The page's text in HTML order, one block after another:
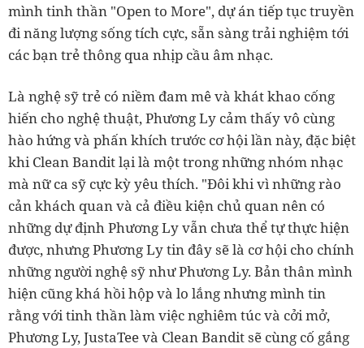
mình tinh thần "Open to More", dự án tiếp tục truyền
đi năng lượng sống tích cực, sẵn sàng trải nghiệm tới
các bạn trẻ thông qua nhịp cầu âm nhạc.
Là nghệ sỹ trẻ có niềm đam mê và khát khao cống
hiến cho nghệ thuật, Phương Ly cảm thấy vô cùng
hào hứng và phấn khích trước cơ hội lần này, đặc biệt
khi Clean Bandit lại là một trong những nhóm nhạc
mà nữ ca sỹ cực kỳ yêu thích. "Đôi khi vì những rào
cản khách quan và cả điều kiện chủ quan nên có
những dự định Phương Ly vẫn chưa thể tự thực hiện
được, nhưng Phương Ly tin đây sẽ là cơ hội cho chính
những người nghệ sỹ như Phương Ly. Bản thân mình
hiện cũng khá hồi hộp và lo lắng nhưng mình tin
rằng với tinh thần làm việc nghiêm túc và cởi mở,
Phương Ly, JustaTee và Clean Bandit sẽ cùng cố gắng